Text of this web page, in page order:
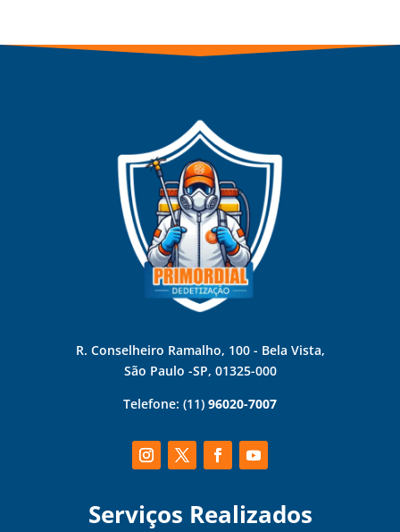
R. Conselheiro Ramalho, 100 - Bela Vista,
São Paulo -SP, 01325-000
Telefone: (11) 96020-7007
Serviços Realizados